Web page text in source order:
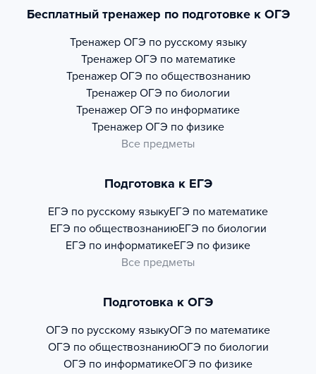
Бесплатный тренажер по подготовке к ОГЭ
Тренажер ОГЭ по русскому языку
Тренажер ОГЭ по математике
Тренажер ОГЭ по обществознанию
Тренажер ОГЭ по биологии
Тренажер ОГЭ по информатике
Тренажер ОГЭ по физике
Все предметы
Подготовка к ЕГЭ
ЕГЭ по русскому языкуЕГЭ по математике
ЕГЭ по обществознаниюЕГЭ по биологии
ЕГЭ по информатикеЕГЭ по физике
Все предметы
Подготовка к ОГЭ
ОГЭ по русскому языкуОГЭ по математике
ОГЭ по обществознаниюОГЭ по биологии
ОГЭ по информатикеОГЭ по физике